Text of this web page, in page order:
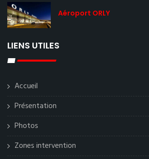
Aéroport ORLY
LIENS UTILES
Accueil
Présentation
Photos
Zones intervention